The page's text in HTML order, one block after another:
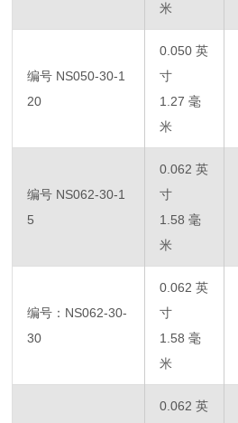
米
编号 NS050-30-1
20
0.050 英
寸
1.27 毫
米
编号 NS062-30-1
5
0.062 英
寸
1.58 毫
米
编号：NS062-30-
30
0.062 英
寸
1.58 毫
米
0.062 英